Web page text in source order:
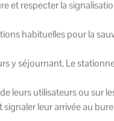
et respecter la
habituelles pour la
y séjournant. Le
leurs utilisateurs ou sur
leur arrivée au